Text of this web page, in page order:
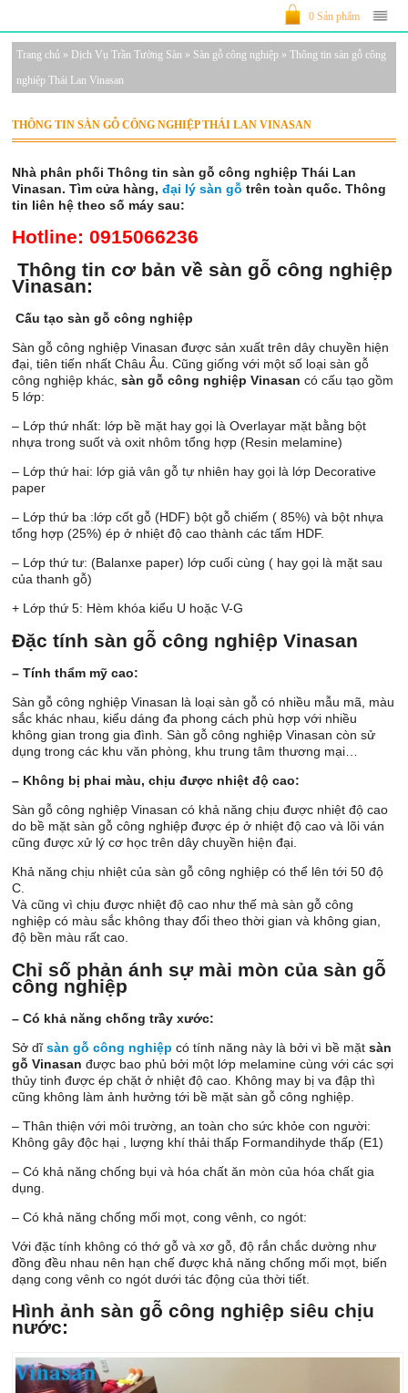
0 Sản phẩm
Trang chủ» Dịch Vụ Trần Tường Sàn » Sàn gỗ công nghiệp » Thông tin sàn gỗ công
nghiệp Thái Lan Vinasan
THÔNG TIN SÀN GỖ CÔNG NGHIỆP THÁI LAN VINASAN
Nhà phân phối Thông tin sàn gỗ công nghiệp Thái Lan
Vinasan. Tìm cửa hàng,đại lý sàn gỗ trên toàn quốc. Thông
tin liên hệ theo số máy sau:
Hotline: 0915066236
Thông tin cơ bản về sàn gỗ công nghiệp
Vinasan:
Cấu tạo sàn gỗ công nghiệp
Sàn gỗ công nghiệp Vinasan được sản xuất trên dây chuyền hiện
đại, tiên tiến nhất Châu Âu. Cũng giống với một số loại sàn gỗ
công nghiệp khác,sàn gỗ công nghiệp Vinasan có cấu tạo gồm
5 lớp:
– Lớp thứ nhất: lớp bề mặt hay gọi là Overlayar mặt bằng bột
nhựa trong suốt và oxit nhôm tổng hợp (Resin melamine)
– Lớp thứ hai: lớp giả vân gỗ tự nhiên hay gọi là lớp Decorative
paper
– Lớp thứ ba :lớp cốt gỗ (HDF) bột gỗ chiếm ( 85%) và bột nhựa
tổng hợp (25%) ép ở nhiệt độ cao thành các tấm HDF.
– Lớp thứ tư: (Balanxe paper) lớp cuối cùng ( hay gọi là mặt sau
của thanh gỗ)
+ Lớp thứ 5: Hèm khóa kiểu U hoặc V-G
Đặc tính sàn gỗ công nghiệp Vinasan
– Tính thẩm mỹ cao:
Sàn gỗ công nghiệp Vinasan là loại sàn gỗ có nhiều mẫu mã, màu
sắc khác nhau, kiểu dáng đa phong cách phù hợp với nhiều
không gian trong gia đình. Sàn gỗ công nghiệp Vinasan còn sử
dụng trong các khu văn phòng, khu trung tâm thương mại…
– Không bị phai màu, chịu được nhiệt độ cao:
Sàn gỗ công nghiệp Vinasan có khả năng chịu được nhiệt độ cao
do bề mặt sàn gỗ công nghiệp được ép ở nhiệt độ cao và lõi ván
cũng được xử lý cơ học trên dây chuyền hiện đại.
Khả năng chịu nhiệt của sàn gỗ công nghiệp có thể lên tới 50 độ
C.
Và cũng vì chịu được nhiệt độ cao như thế mà sàn gỗ công
nghiệp có màu sắc không thay đổi theo thời gian và không gian,
độ bền màu rất cao.
Chỉ số phản ánh sự mài mòn của sàn gỗ
công nghiệp
– Có khả năng chống trầy xước:
Sở dĩsàn gỗ công nghiệp có tính năng này là bởi vì bề mặtsàn
gỗ Vinasan được bao phủ bởi một lớp melamine cùng với các sợi
thủy tinh được ép chặt ở nhiệt độ cao. Không may bị va đập thì
cũng không làm ảnh hưởng tới bề mặt sàn gỗ công nghiệp.
– Thân thiện với môi trường, an toàn cho sức khỏe con người:
Không gây độc hại , lượng khí thải thấp Formandihyde thấp (E1)
– Có khả năng chống bụi và hóa chất ăn mòn của hóa chất gia
dụng.
– Có khả năng chống mối mọt, cong vênh, co ngót:
Với đặc tính không có thớ gỗ và xơ gỗ, độ rắn chắc dường như
đồng đều nhau nên hạn chế được khả năng chống mối mọt, biến
dạng cong vênh co ngót dưới tác động của thời tiết.
Hình ảnh sàn gỗ công nghiệp siêu chịu
nước: